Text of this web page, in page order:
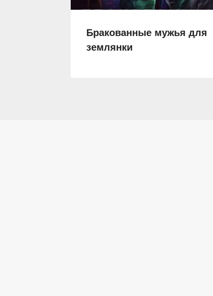
Бракованные мужья для
землянки